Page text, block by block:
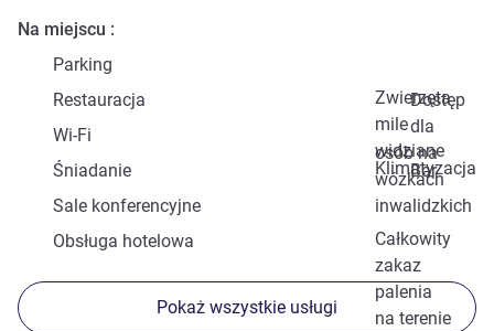
Na miejscu
Parking
Zwierzęta
mile
widziane
Restauracja
Dostęp
dla
osób na
wózkach
inwalidzkich
Wi-Fi
Klimatyzacja
Śniadanie
Bar
Sale konferencyjne
Całkowity
zakaz
palenia
na terenie
Obsługa hotelowa
Pokaż wszystkie usługi